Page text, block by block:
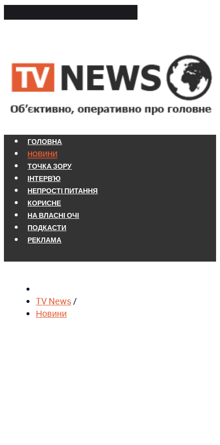
ГОЛОВНА
НОВИНИ
ТОЧКА ЗОРУ
ІНТЕРВ'Ю
НЕПРОСТІ ПИТАННЯ
КОРИСНЕ
НА ВЛАСНІ ОЧІ
ПОДКАСТИ
РЕКЛАМА
TV News/
Новини